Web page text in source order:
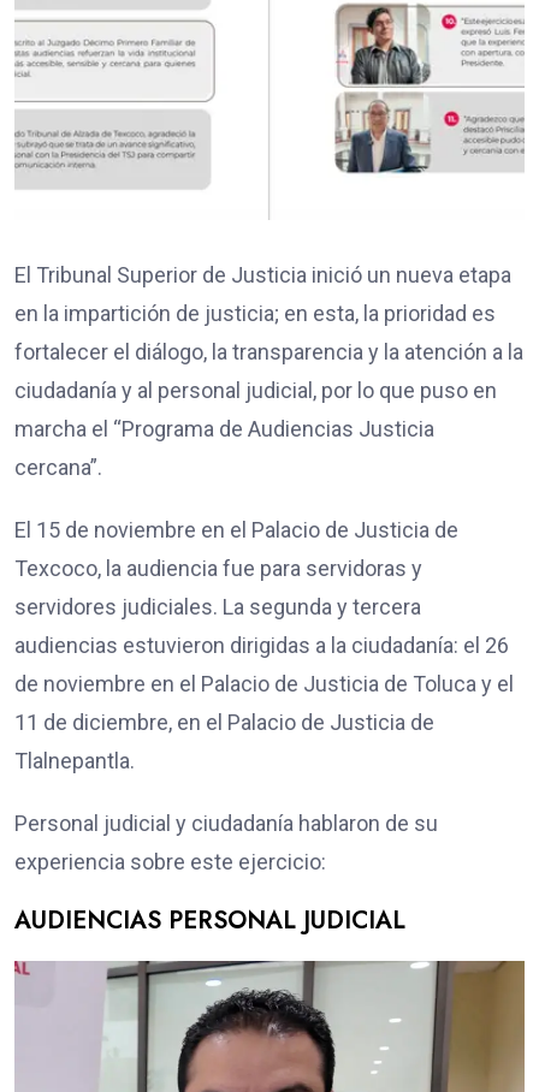
El Tribunal Superior de Justicia inició un nueva etapa
en la impartición de justicia; en esta, la prioridad es
fortalecer el diálogo, la transparencia y la atención a la
ciudadanía y al personal judicial, por lo que puso en
marcha el “Programa de Audiencias Justicia
cercana”.
El 15 de noviembre en el Palacio de Justicia de
Texcoco, la audiencia fue para servidoras y
servidores judiciales. La segunda y tercera
audiencias estuvieron dirigidas a la ciudadanía: el 26
de noviembre en el Palacio de Justicia de Toluca y el
11 de diciembre, en el Palacio de Justicia de
Tlalnepantla.
Personal judicial y ciudadanía hablaron de su
experiencia sobre este ejercicio:
AUDIENCIAS PERSONAL JUDICIAL